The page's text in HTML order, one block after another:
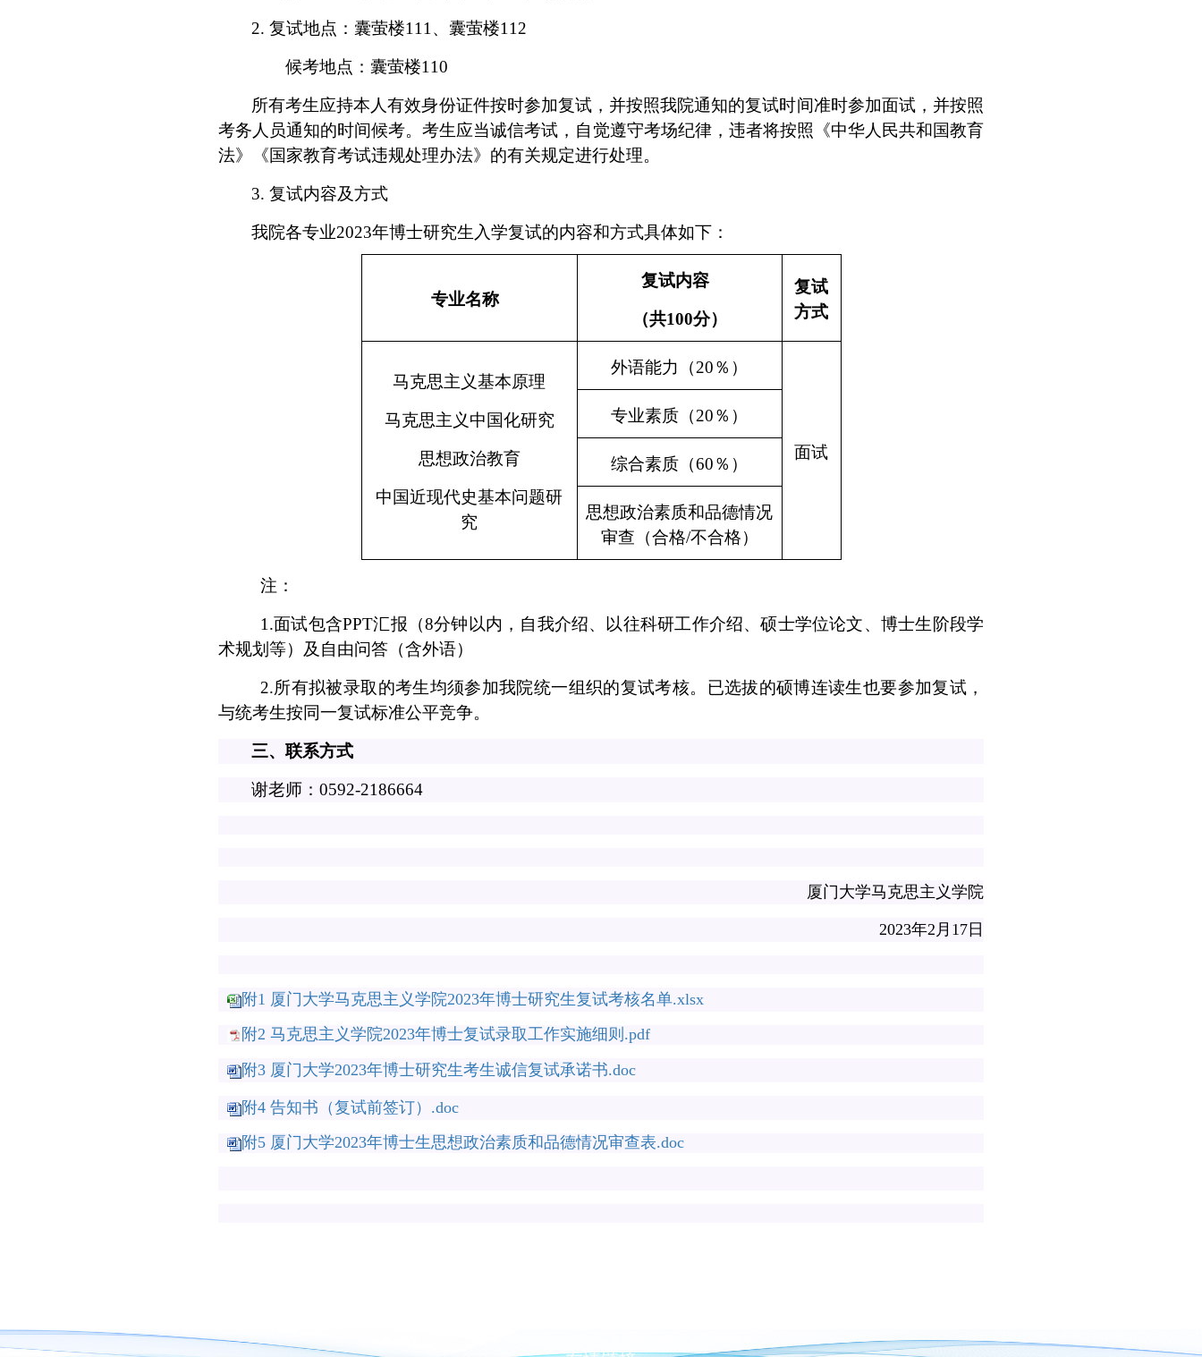
2. 复试地点：囊萤楼111 、囊萤楼112
候考地点：囊萤楼110
所有考生应持本人有效身份证件按时参加复试，并按照我院通知的复试时间准时参加面试，并按照
考务人员通知的时间候考。考生应当诚信考试，自觉遵守考场纪律，违者将按照《中华人民共和国教育
法》《国家教育考试违规处理办法》的有关规定进行处理。
3. 复试内容及方式
我院各专业2023年博士研究生入学复试的内容和方式具体如下：
专业名称
复试内容
（共100分）
复试
方式
马克思主义基本原理
马克思主义中国化研究
思想政治教育
中国近现代史基本问题研
究
外语能力（20％）
面试
专业素质（20％）
综合素质（60％）
思想政治素质和品德情况
审查（合格/不合格）
注：
1.面试包含PPT汇报（8分钟以内，自我介绍、以往科研工作介绍、硕士学位论文、博士生阶段学
术规划等）及自由问答（含外语）
2.所有拟被录取的考生均须参加我院统一组织的复试考核。已选拔的硕博连读生也要参加复试，
与统考生按同一复试标准公平竞争。
三、联系方式
谢老师： 0592-2186664
厦门大学马克思主义学院
2023年2 月 17 日
附1 厦门大学马克思主义学院2023年博士研究生复试考核名单.xlsx
附2 马克思主义学院2023年博士复试录取工作实施细则.pdf
附3 厦门大学2023年博士研究生考生诚信复试承诺书.doc
附4 告知书（复试前签订）.doc
附5 厦门大学2023年博士生思想政治素质和品德情况审查表.doc